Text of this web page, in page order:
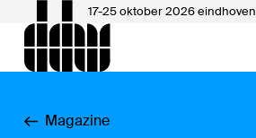
17-25 oktober 2026 eindhoven
Magazine